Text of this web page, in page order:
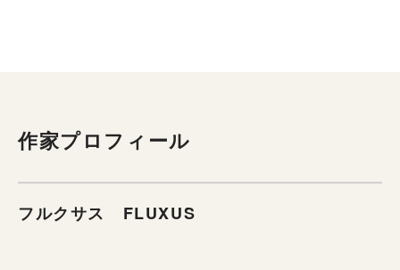
作家プロフィール
フルクサス FLUXUS